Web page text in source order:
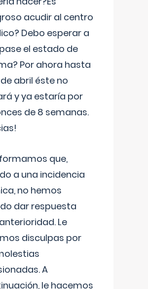
acudir al centro
Debo esperar a
el estado de
Por ahora hasta
de abril éste no
y ya estaría por
de 8 semanas.
que,
a una incidencia
no hemos
dar respuesta
Le
disculpas por
A
le hacemos